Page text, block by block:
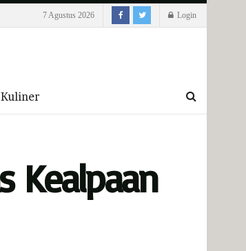
7 Agustus 2026 Login
Kuliner
Kealpaan